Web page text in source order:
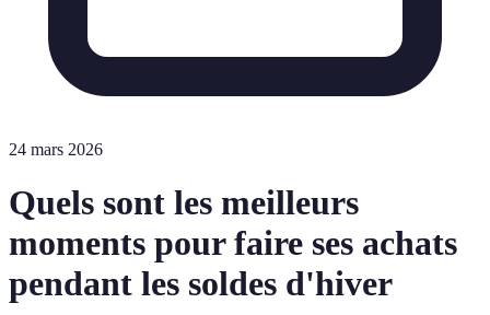
24 mars 2026
Quels sont les meilleurs
moments pour faire ses achats
pendant les soldes d'hiver